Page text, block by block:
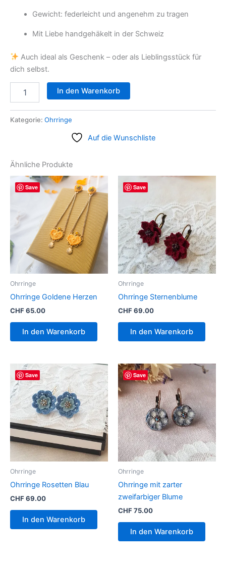
Gewicht: federleicht und angenehm zu tragen
Mit Liebe handgehäkelt in der Schweiz
Auch ideal als Geschenk – oder als Lieblingsstück für
dich selbst.
In den Warenkorb
Kategorie: Ohrringe
Auf die Wunschliste
Ähnliche Produkte
Save
Ohrringe
Ohrringe Goldene Herzen
CHF65.00
In den Warenkorb
Save
Ohrringe
Ohrringe Sternenblume
CHF69.00
In den Warenkorb
Save
Ohrringe
Ohrringe Rosetten Blau
CHF69.00
In den Warenkorb
Save
Ohrringe
Ohrringe mit zarter
zweifarbiger Blume
CHF75.00
In den Warenkorb